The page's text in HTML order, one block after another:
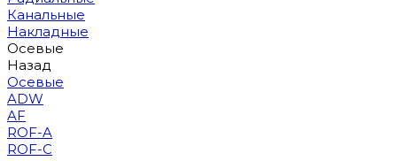
Канальные
Накладные
Осевые
Назад
Осевые
ADW
AF
ROF-A
ROF-C